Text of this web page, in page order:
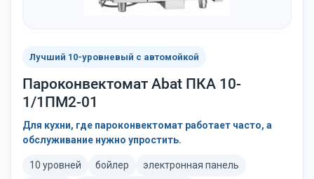
Лучший 10-уровневый с автомойкой
Пароконвектомат Abat ПКА 10-
1/1ПМ2-01
Для кухни, где пароконвектомат работает часто, а
обслуживание нужно упростить.
10 уровней бойлер электронная панель